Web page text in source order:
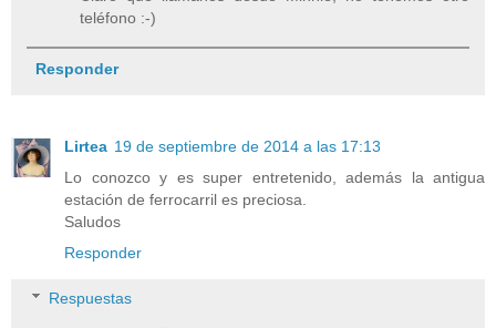
teléfono :-)
Responder
Lirtea 19 de septiembre de 2014 a las 17:13
Lo conozco y es super entretenido, además la antigua
estación de ferrocarril es preciosa.
Saludos
Responder
Respuestas